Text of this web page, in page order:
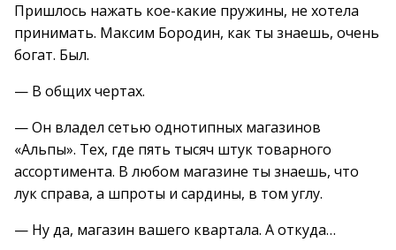
Пришлось нажать кое-какие пружины, не хотела
принимать. Максим Бородин, как ты знаешь, очень
богат. Был.
— В общих чертах.
— Он владел сетью однотипных магазинов
«Альпы». Тех, где пять тысяч штук товарного
ассортимента. В любом магазине ты знаешь, что
лук справа, а шпроты и сардины, в том углу.
— Ну да, магазин вашего квартала. А откуда…